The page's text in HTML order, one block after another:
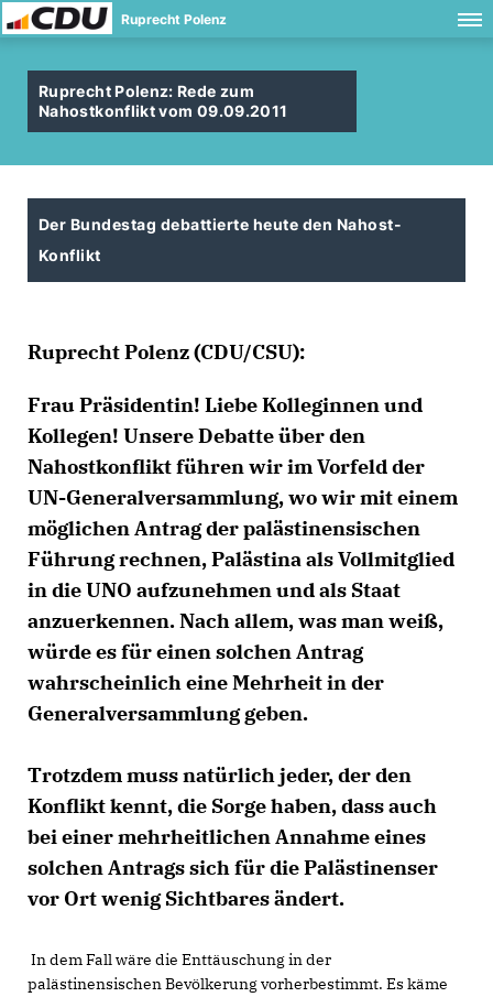
Ruprecht Polenz
Ruprecht Polenz: Rede zum
Nahostkonflikt vom 09.09.2011
Der Bundestag debattierte heute den Nahost-
Konflikt
Ruprecht Polenz(CDU/CSU):
Frau Präsidentin! Liebe Kolleginnen und
Kollegen! Unsere Debatte über den
Nahostkonflikt führen wir im Vorfeld der
UN-Generalversammlung, wo wir mit einem
möglichen Antrag der palästinensischen
Führung rechnen, Palästina als Vollmitglied
in die UNO aufzunehmen und als Staat
anzuerkennen. Nach allem, was man weiß,
würde es für einen solchen Antrag
wahrscheinlich eine Mehrheit in der
Generalversammlung geben.
Trotzdem muss natürlich jeder, der den
Konflikt kennt, die Sorge haben, dass auch
bei einer mehrheitlichen Annahme eines
solchen Antrags sich für die Palästinenser
vor Ort wenig Sichtbares ändert.
In dem Fall wäre die Enttäuschung in der
palästinensischen Bevölkerung vorherbestimmt. Es käme